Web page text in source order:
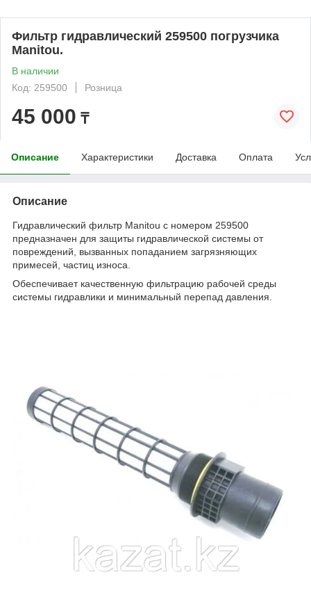
Фильтр гидравлический 259500 погрузчика
Manitou.
В наличии
Код: 259500
Розница
45 000 ₸
Описание Характеристики Доставка Оплата
Описание
Гидравлический фильтр Manitou с номером 259500
предназначен для защиты гидравлической системы от
повреждений, вызванных попаданием загрязняющих
примесей, частиц износа.
Обеспечивает качественную фильтрацию рабочей среды
системы гидравлики и минимальный перепад давления.